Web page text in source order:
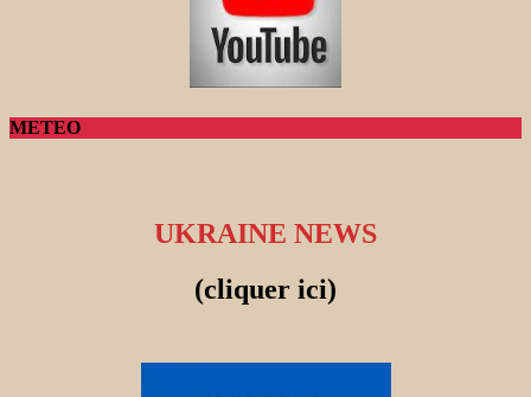
METEO
UKRAINE NEWS
(cliquer ici)